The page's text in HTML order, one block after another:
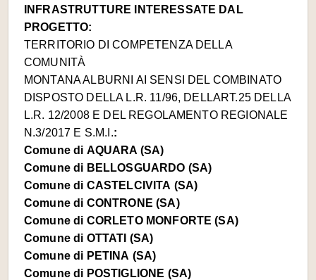
INFRASTRUTTURE INTERESSATE DAL
PROGETTO:
TERRITORIO DI COMPETENZA DELLA
COMUNITÀ
MONTANA ALBURNI AI SENSI DEL COMBINATO
DISPOSTO DELLA L.R. 11/96, DELLART.25 DELLA
L.R. 12/2008 E DEL REGOLAMENTO REGIONALE
N.3/2017 E S.M.I.:
Comune di AQUARA (SA)
Comune di BELLOSGUARDO (SA)
Comune di CASTELCIVITA (SA)
Comune di CONTRONE (SA)
Comune di CORLETO MONFORTE (SA)
Comune di OTTATI (SA)
Comune di PETINA (SA)
Comune di POSTIGLIONE (SA)